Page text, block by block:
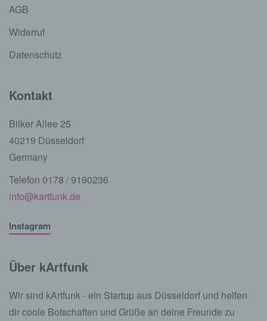
AGB
Widerruf
Datenschutz
Kontakt
Bilker Allee 25
40219 Düsseldorf
Germany
Telefon 0178 / 9190236
info@kartfunk.de
Instagram
Über kArtfunk
Wir sind kArtfunk - ein Startup aus Düsseldorf und helfen
dir coole Botschaften und Grüße an deine Freunde zu